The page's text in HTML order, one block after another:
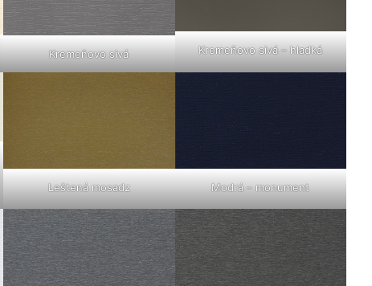
Kremeňovo sivá Kremeňovo sivá – hladká
Leštená mosadz Modrá – monument